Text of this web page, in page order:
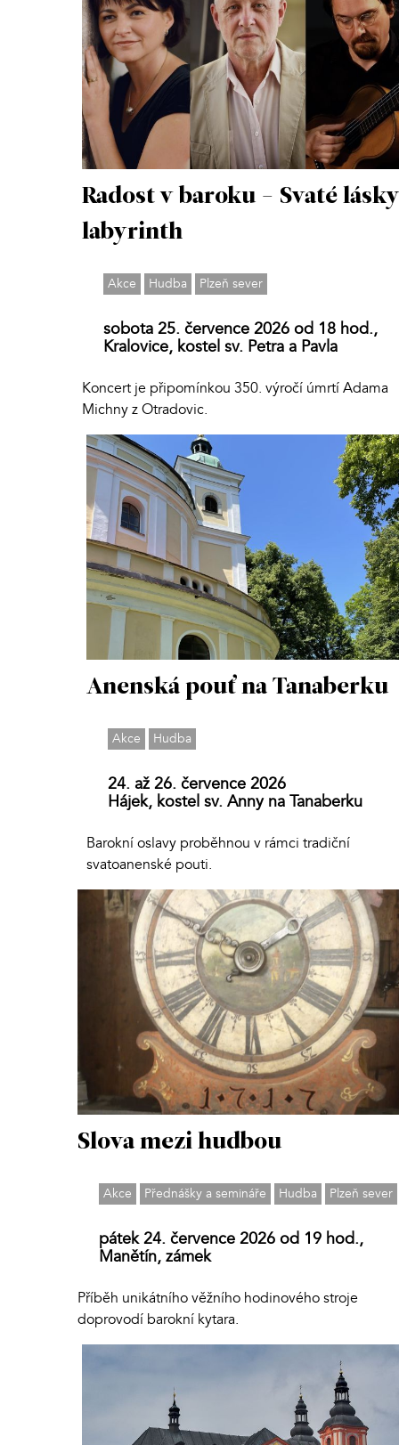
Radost v baroku - Svaté lásky
labyrinth
Akce Hudba Plzeň sever
sobota 25. července 2026 od 18 hod.,
Kralovice, kostel sv. Petra a Pavla
Koncert je připomínkou 350. výročí úmrtí Adama
Michny z Otradovic.
Anenská pouť na Tanaberku
Akce Hudba
24. až 26. července 2026
Hájek, kostel sv. Anny na Tanaberku
Barokní oslavy proběhnou v rámci tradiční
svatoanenské pouti.
Slova mezi hudbou
Akce Přednášky a semináře Hudba Plzeň sever
pátek 24. července 2026 od 19 hod.,
Manětín, zámek
Příběh unikátního věžního hodinového stroje
doprovodí barokní kytara.